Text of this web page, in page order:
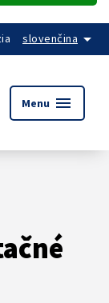
slovenčina arrow_drop_down
Menu menu